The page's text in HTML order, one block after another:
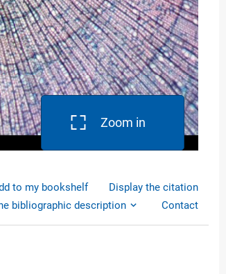
Zoom in
to my bookshelf
Display the citation
bibliographic description
Contact